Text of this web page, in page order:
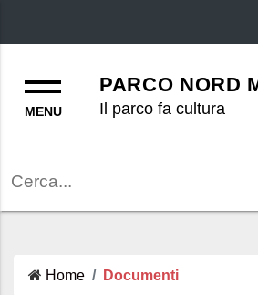
PARCO NORD
Il parco fa cultura
Home Documenti